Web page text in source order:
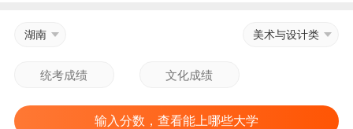
湖南 美术与设计类
输入分数，查看能上哪些大学